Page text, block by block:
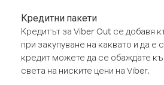
Кредитни пакети
Кредитът за Viber Out се добавя
при закупуване на каквато и да е
кредит можете да се обаждате
света на ниските цени на Viber.